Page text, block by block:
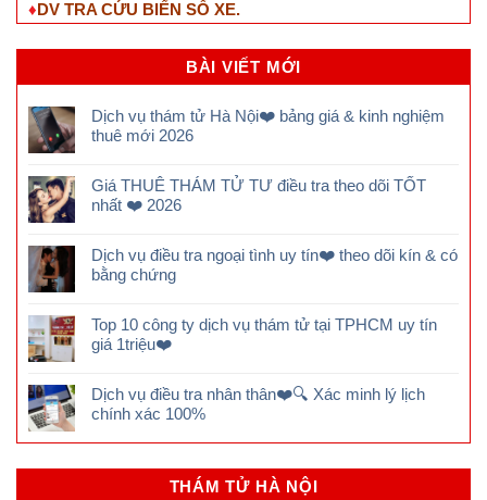
♦DV TRA CỨU BIỂN SỐ XE.
BÀI VIẾT MỚI
Dịch vụ thám tử Hà Nội❤️ bảng giá & kinh nghiệm
thuê mới 2026
Giá THUÊ THÁM TỬ TƯ điều tra theo dõi TỐT
nhất ❤️ 2026
Dịch vụ điều tra ngoại tình uy tín❤️ theo dõi kín & có
bằng chứng
Top 10 công ty dịch vụ thám tử tại TPHCM uy tín
giá 1triệu❤️
Dịch vụ điều tra nhân thân❤️🔍 Xác minh lý lịch
chính xác 100%
THÁM TỬ HÀ NỘI